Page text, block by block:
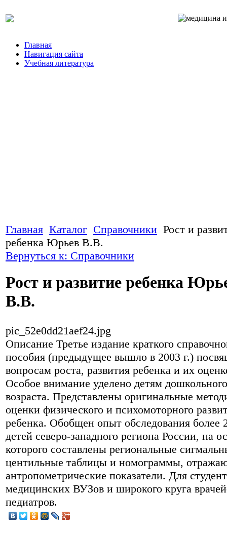
Главная
Навигация сайта
Учебная литература
Главная Каталог Справочники Рост и
ребенка Юрьев В.В.
Вернуться к: Справочники
Рост и развитие ребенка
В.В.
pic_52e0dd21aef24.jpg
Описание Третье издание краткого
пособия (предыдущее вышло в 2003 г.)
вопросам роста, развития ребенка и их
Особое внимание уделено детям дошкольного
возраста. Представлены оригинальные
оценки физического и психомоторного
ребенка. Обобщен опыт обследования более
детей северо-западного региона России, на
которого составлены региональные
центильные таблицы и номограммы,
антропометрические показатели. Для
медицинских ВУЗов и широкого круга
педиатров.